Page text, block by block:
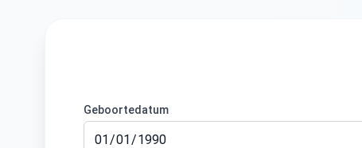
Geboortedatum